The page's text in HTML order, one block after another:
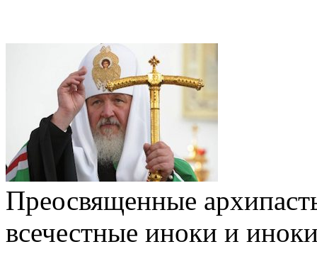
Преосвященные
всечестные иноки и